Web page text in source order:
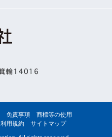
免責事項
商標等の使用
用規約
サイトマップ